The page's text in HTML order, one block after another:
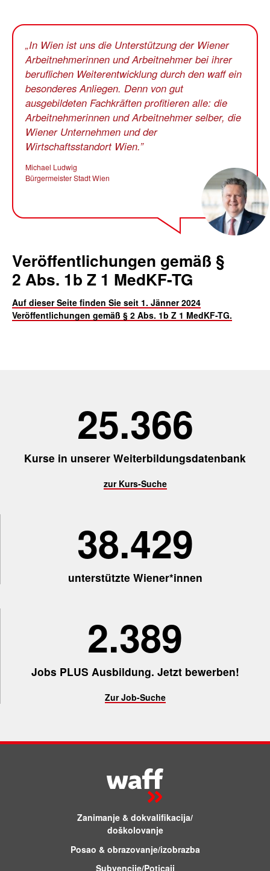
In Wien ist uns die Unterstützung der Wiener
Arbeitnehmerinnen und Arbeitnehmer bei ihrer
beruflichen Weiterentwicklung durch den waff ein
besonderes Anliegen. Denn von gut
ausgebildeten Fachkräften profitieren alle: die
Arbeitnehmerinnen und Arbeitnehmer selber, die
Wiener Unternehmen und der
Wirtschaftsstandort Wien.
Michael Ludwig
Bürgermeister Stadt Wien
Veröffentlichungen gemäß §
2 Abs. 1b Z 1 MedKF-TG
Auf dieser Seite finden Sie seit 1. Jänner 2024
Veröffentlichungen gemäß § 2 Abs. 1b Z 1 MedKF-TG.
25.456
Kurse in unserer Weiterbildungsdatenbank
zur Kurs-Suche
38.566
unterstützte Wiener*innen
2.398
Jobs PLUS Ausbildung. Jetzt bewerben!
Zur Job-Suche
Zanimanje & dokvalifikacija/
doškolovanje
Posao & obrazovanje/izobrazba
Subvencije/Poticaji